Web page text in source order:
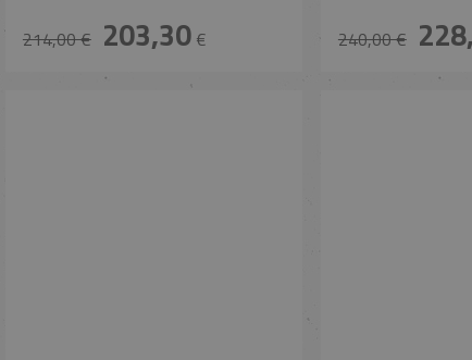
214,00 € 203,30€ 240,00 €